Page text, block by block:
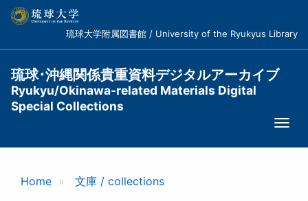
コ
琉球大学附属図書館 / University of the Ryukyus Library
琉球･沖縄関係貴重資料デジタルアーカイブ
Ryukyu/Okinawa-related Materials Digital
Special Collections
Home 文庫 / collections